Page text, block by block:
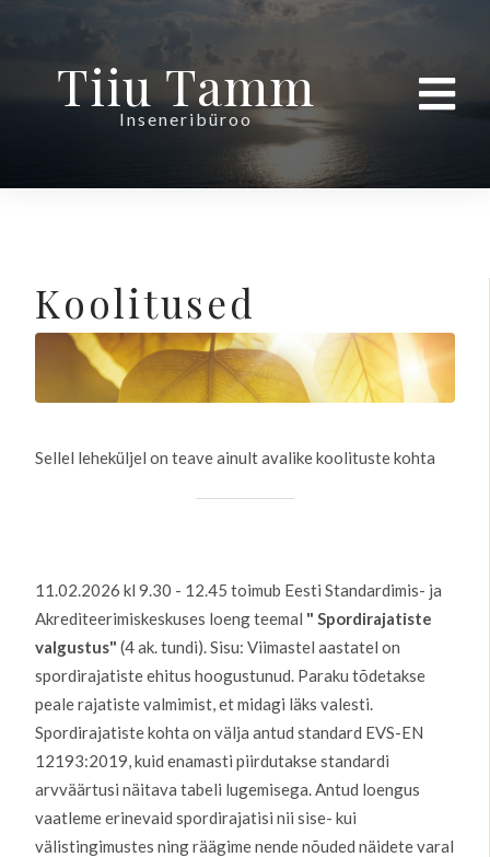
Tiiu Tamm
Inseneribüroo
Koolitused
Sellel leheküljel on teave ainult avalike koolituste kohta
11.02.2026 kl 9.30 - 12.45 toimub Eesti Standardimis- ja
Akrediteerimiskeskuses loeng teemal " Spordirajatiste
valgustus" (4 ak. tundi). Sisu: Viimastel aastatel on
spordirajatiste ehitus hoogustunud. Paraku tõdetakse
peale rajatiste valmimist, et midagi läks valesti.
Spordirajatiste kohta on välja antud standard EVS-EN
12193:2019, kuid enamasti piirdutakse standardi
arvväärtusi näitava tabeli lugemisega. Antud loengus
vaatleme erinevaid spordirajatisi nii sise- kui
välistingimustes ning räägime nende nõuded näidete varal